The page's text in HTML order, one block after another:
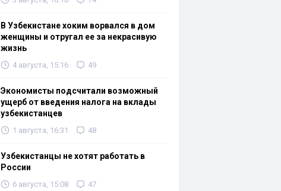
В Узбекистане хоким ворвался в дом
женщины и отругал ее за некрасивую
жизнь
4 августа, 15:16 49
Экономисты подсчитали возможный
ущерб от введения налога на вклады
узбекистанцев
1 августа, 16:31 48
Узбекистанцы не хотят работать в
России
6 августа, 15:08 47